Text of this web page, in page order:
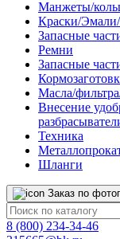
Манжеты/
Краски/
Запасные
Ремни
Запасные
Масла/
Внесение
Техника
Шланги
Заказ по
8 (800) 234-34-46